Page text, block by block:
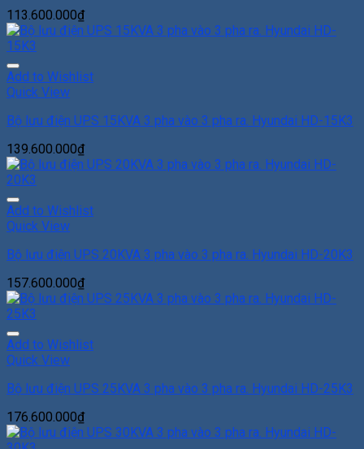
113.600.000₫
Add to Wishlist
Quick View
Bộ lưu điện UPS 15KVA 3 pha vào 3 pha ra. Hyundai HD-15K3
139.600.000₫
Add to Wishlist
Quick View
Bộ lưu điện UPS 20KVA 3 pha vào 3 pha ra. Hyundai HD-20K3
157.600.000₫
Add to Wishlist
Quick View
Bộ lưu điện UPS 25KVA 3 pha vào 3 pha ra. Hyundai HD-25K3
176.600.000₫